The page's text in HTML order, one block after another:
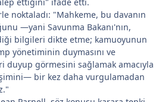
noktaladı: "Mahkeme, bu davanın
—yani Savunma Bakanı'nın,
bilgileri dikte etme; kamuoyunun
yönetiminin duymasını ve
duyup görmesini sağlamak amacıyla
bir kez daha vurgulamadan